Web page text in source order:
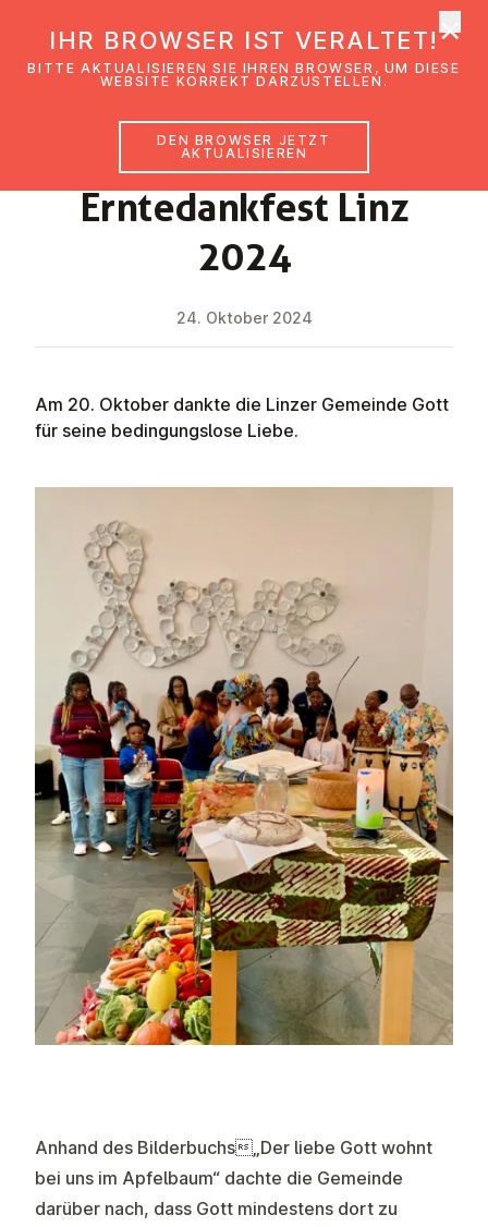
Ern­te­dank­fest Linz
2024
NEWS
24. Oktober 2024
Am 20. Oktober dankte die Linzer Gemeinde Gott
für seine bedingungslose Liebe.
Anhand des Bilderbuchs„Der liebe Gott wohnt
bei uns im Apfelbaum“ dachte die Gemeinde
darüber nach, dass Gott mindestens dort zu
IHR BROWSER IST VERALTET!
BITTE AKTUALISIEREN SIE IHREN BROWSER, UM DIESE
WEBSITE KORREKT DARZUSTELLEN.
DEN BROWSER JETZT
AKTUALISIEREN
×